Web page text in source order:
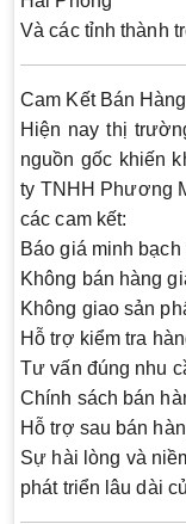
Và các tỉnh thành
Cam Kết Bán
Hiện nay thị
nguồn gốc khiến
ty TNHH Phương
các cam kết:
Báo giá minh
Không bán hàng
Không giao sản
Hỗ trợ kiểm tra
Tư vấn đúng nhu
Chính sách bán
Hỗ trợ sau bán
Sự hài lòng và
phát triển lâu dài